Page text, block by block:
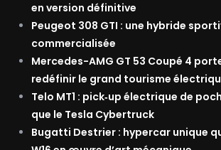
en version définitive
Peugeot 308 GTI : une hybride
commercialisée
Mercedes-AMG GT 53 Coupé 4
redéfinir le grand tourisme
Telo MT1 : pick‑up électrique de
que le Tesla Cybertruck
Bugatti Destrier : hypercar unique